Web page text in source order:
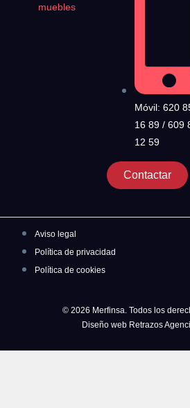
muebles
Móvil: 620
16 89 / 609
12 59
Contactar
Aviso legal
Política de privacidad
Política de cookies
© 2026 Merfinsa. Todos los
Diseño web Retrazos